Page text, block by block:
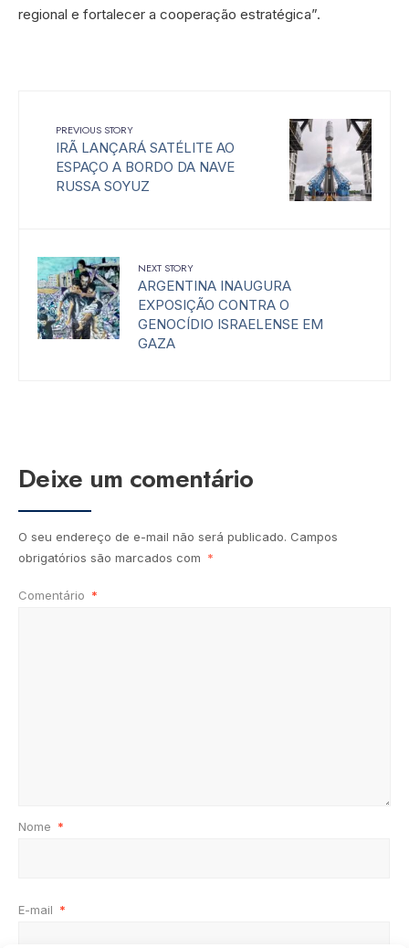
regional e fortalecer a cooperação estratégica”.
PREVIOUS STORY
IRÃ LANÇARÁ SATÉLITE AO
ESPAÇO A BORDO DA NAVE
RUSSA SOYUZ
NEXT STORY
ARGENTINA INAUGURA
EXPOSIÇÃO CONTRA O
GENOCÍDIO ISRAELENSE EM
GAZA
Deixe um comentário
O seu endereço de e-mail não será publicado. Campos
obrigatórios são marcados com *
Comentário *
Nome *
E-mail *